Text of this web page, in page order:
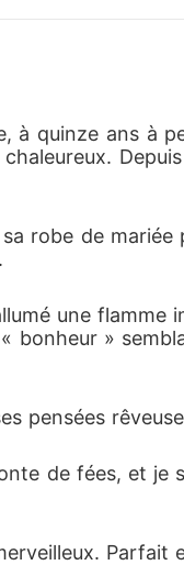
à quinze ans à
robe de mariée
une flamme
bonheur »
pensées
de fées, et je
Parfait